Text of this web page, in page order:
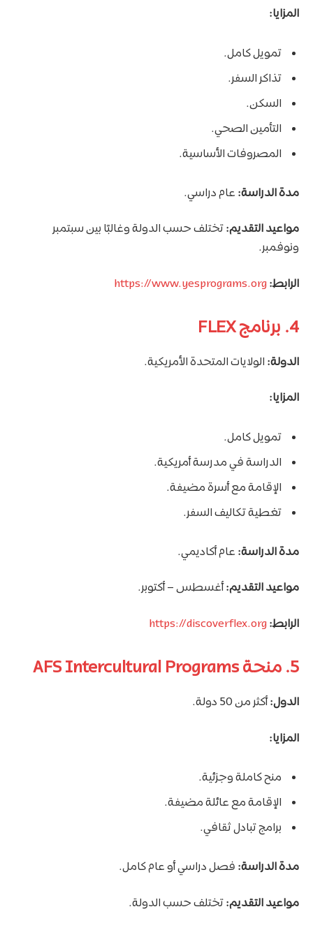
المزايا:
تمويل كامل.
تذاكر السفر.
السكن.
التأمين الصحي.
المصروفات الأساسية.
مدة الدراسة: عام دراسي.
مواعيد التقديم:تختلف حسب الدولة وغالبًا بين سبتمبر
ونوفمبر.
الرابط:https://www.yesprograms.org
4. برنامج FLEX
الدولة: الولايات المتحدة الأمريكية.
المزايا:
تمويل كامل.
الدراسة في مدرسة أمريكية.
الإقامة مع أسرة مضيفة.
تغطية تكاليف السفر.
مدة الدراسة: عام أكاديمي.
مواعيد التقديم:أغسطس – أكتوبر.
الرابط:https://discoverflex.org
5. منحة AFS Intercultural Programs
الدول:أكثر من 50 دولة.
المزايا:
منح كاملة وجزئية.
الإقامة مع عائلة مضيفة.
برامج تبادل ثقافي.
مدة الدراسة: فصل دراسي أو عام كامل.
مواعيد التقديم:تختلف حسب الدولة.